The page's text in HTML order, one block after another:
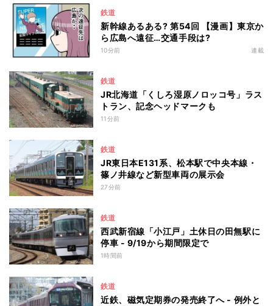
鉄道
新幹線あるある? 第54回 【漫画】東京か
ら広島へ遠征…交通手段は?
10分前 連載
鉄道
JR北海道「くしろ湿原ノロッコ号」ラス
トラン、記念ヘッドマークも
11分前
鉄道
JR東日本E131系、松本駅で中央本線・
篠ノ井線など新型車両の展示会
27分前
鉄道
西武新宿線「小江戸」土休日の田無駅に
停車 - 9/19から期間限定で
1時間前
鉄道
近鉄、磁気定期券の発売終了へ - 例外と